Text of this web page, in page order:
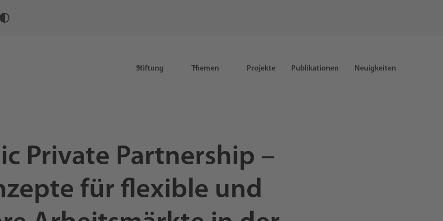
Stiftung Themen Projekte Publikationen Neuigkeiten
Private Partnership –
für flexible und